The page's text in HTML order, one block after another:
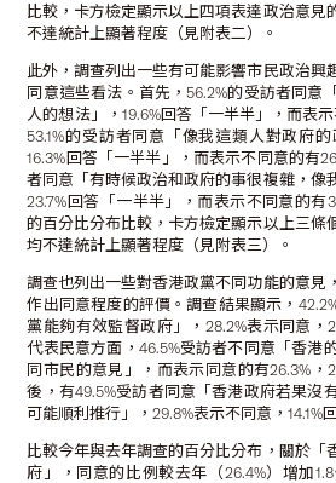
比較，卡方檢定顯示以上四項表達政治意見
不達統計上顯著程度（見附表二）。
此外，調查列出一些有可能影響市民政治興
同意這些看法。首先，56.2%的受訪者同意
人的想法」，19.6%回答「一半半」，而表
53.1%的受訪者同意「像我這類人對政府
16.3%回答「一半半」，而表示不同意的有
者同意「有時候政治和政府的事很複雜，像
23.7%回答「一半半」，而表示不同意的有
的百分比分布比較，卡方檢定顯示以上三條
均不達統計上顯著程度（見附表三）。
調查也列出一些對香港政黨不同功能的意見
作出同意程度的評價。調查結果顯示，
黨能夠有效監督政府」，28.2%表示同意，
代表民意方面，46.5%受訪者不同意「香港
同市民的意見」，而表示同意的有26.3%，
後，有49.5%受訪者同意「香港政府若果沒
可能順利推行」，29.8%表示不同意，14.1%
比較今年與去年調查的百分比分布，關於「
府」，同意的比例較去年（26.4%）增加